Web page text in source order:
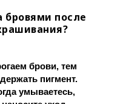
брови, тем
пигмент.
умываетесь,
бровями после